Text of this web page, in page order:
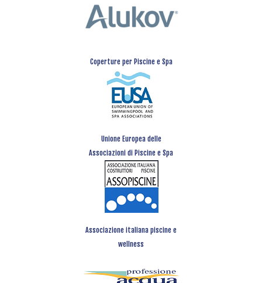
Coperture per Piscine e Spa
Unione Europea delle
Associazioni di Piscine e Spa
Associazione italiana piscine e
wellness